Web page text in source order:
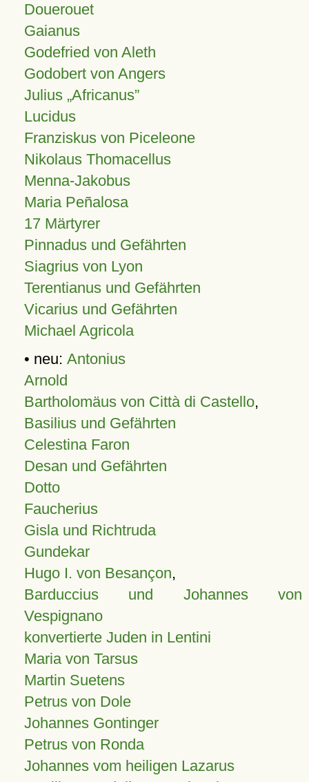
Douerouet
Gaianus
Godefried von Aleth
Godobert von Angers
Julius Africanus
Lucidus
Franziskus von Piceleone
Nikolaus Thomacellus
Menna-Jakobus
Maria Peñalosa
17 Märtyrer
Pinnadus und Gefährten
Siagrius von Lyon
Terentianus und Gefährten
Vicarius und Gefährten
Michael Agricola
• neu: Antonius
Arnold
Bartholomäus von Città di Castello,
Basilius und Gefährten
Celestina Faron
Desan und Gefährten
Dotto
Faucherius
Gisla und Richtruda
Gundekar
Hugo I. von Besançon,
Barduccius und Johannes von
Vespignano
konvertierte Juden in Lentini
Maria von Tarsus
Martin Suetens
Petrus von Dole
Johannes Gontinger
Petrus von Ronda
Johannes vom heiligen Lazarus